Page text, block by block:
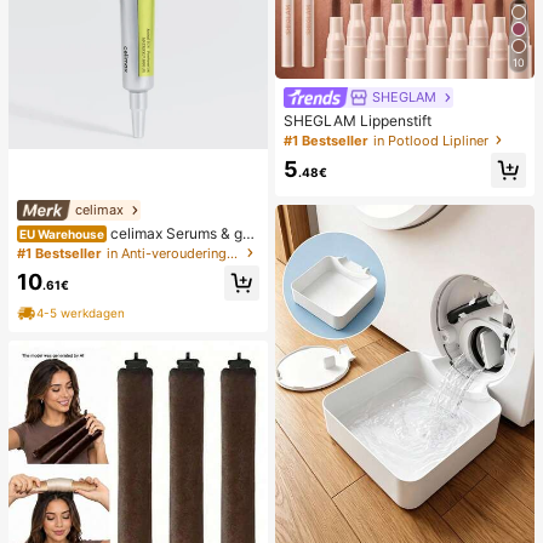
celimax
EU Warehouse celimax Serums & gez
ichtsbehandelingen
#1 Bestseller in Anti-veroudering Serums & Gezichtsbehandelingen
10.61€
4-5 werkdagen
10
SHEGLAM
SHEGLAM Lippenstift
#1 Bestseller in Potlood Lipliner
5.48€